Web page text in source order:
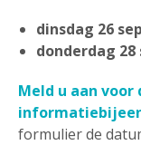
dinsdag 26
donderdag 28
Meld u aan voor
formulier de